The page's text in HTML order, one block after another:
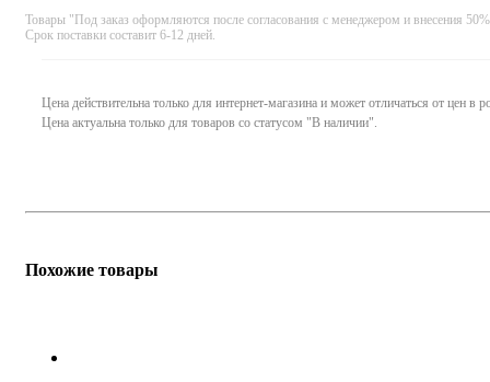
Товары "Под заказ оформляются после согласования с менеджером и внесения
Срок поставки составит 6-12 дней.
Цена действительна только для интернет-магазина и может отличаться от цен в
Цена актуальна только для товаров со статусом "В наличии".
Похожие товары